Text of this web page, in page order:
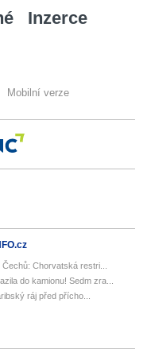
Inzerce
Mobilní verze
Chorvatská restri...
do kamionu! Sedm zra...
ráj před přícho...